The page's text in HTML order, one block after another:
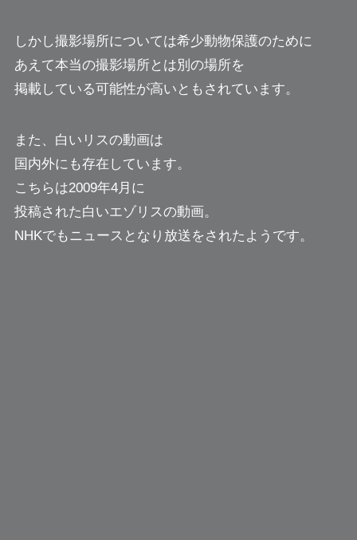
しかし撮影場所については希少動物保護のために
あえて本当の撮影場所とは別の場所を
掲載している可能性が高いともされています。
また、白いリスの動画は
国内外にも存在しています。
こちらは2009年4月に
投稿された白いエゾリスの動画。
NHKでもニュースとなり放送をされたようです。